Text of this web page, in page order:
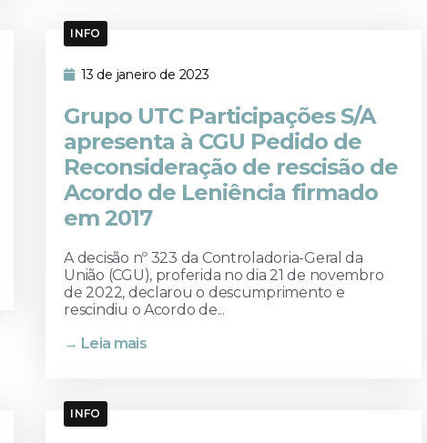
INFO
13 de janeiro de 2023
Grupo UTC Participações S/A
apresenta à CGU Pedido de
Reconsideração de rescisão de
Acordo de Leniência firmado
em 2017
A decisão nº 323 da Controladoria-Geral da
União (CGU), proferida no dia 21 de novembro
de 2022, declarou o descumprimento e
rescindiu o Acordo de...
→ Leia mais
INFO